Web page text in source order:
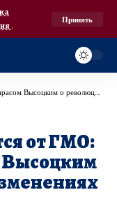
.
Принять
изменениях в аграрке
от ГМО:
Высоцким